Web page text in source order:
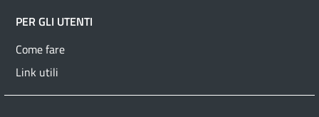
PER GLI UTENTI
Come fare
Link utili